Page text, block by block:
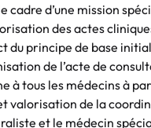
cadre d’une mission
des actes
du principe de base
de l’acte de
à tous les médecins à
valorisation de la
et le médecin